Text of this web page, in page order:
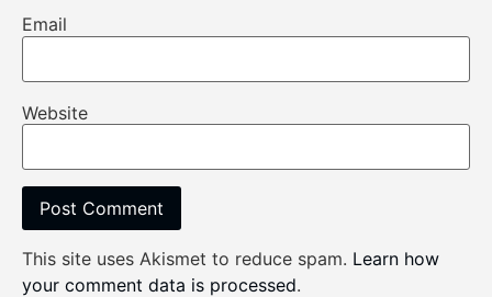
Email
Website
This site uses Akismet to reduce spam. Learn how
your comment data is processed.